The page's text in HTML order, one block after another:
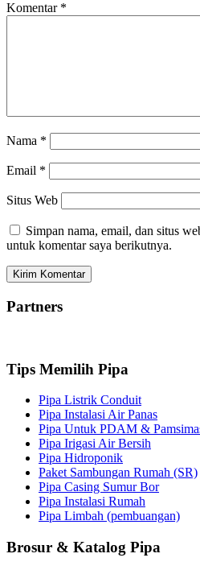
Komentar *
Nama *
Email *
Situs Web
Simpan nama, email, dan situs
untuk komentar saya berikutnya.
Partners
Tips Memilih Pipa
Pipa Listrik Conduit
Pipa Instalasi Air Panas
Pipa Untuk PDAM &
Pipa Irigasi Air Bersih
Pipa Hidroponik
Paket Sambungan Rumah (SR)
Pipa Casing Sumur Bor
Pipa Instalasi Rumah
Pipa Limbah (pembuangan)
Brosur & Katalog Pipa